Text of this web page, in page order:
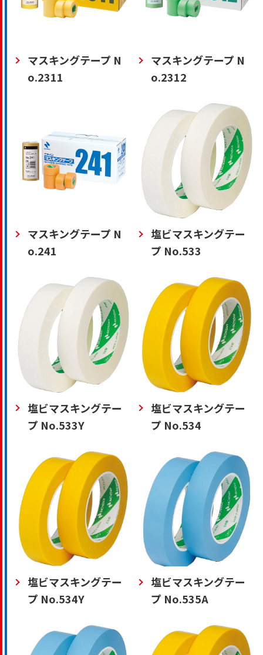
マスキングテープ N
o.2311
マスキングテープ N
o.2312
マスキングテープ N
o.241
塩ビマスキングテー
プ No.533
塩ビマスキングテー
プ No.533Y
塩ビマスキングテー
プ No.534
塩ビマスキングテー
プ No.534Y
塩ビマスキングテー
プ No.535A